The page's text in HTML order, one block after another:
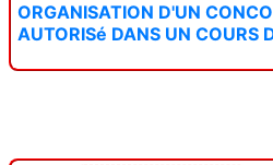
ORGANISATION D'UN
AUTORISé DANS UN COURS